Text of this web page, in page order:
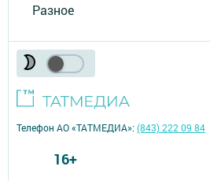
Разное
Телефон АО «ТАТМЕДИА»:(843) 222 09 84
16+